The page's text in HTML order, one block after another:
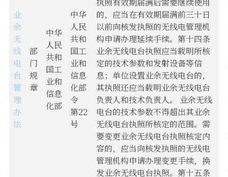
业
余
无
线
电
台
管
理
办
法
部
门
规
章
中华
人民
共和
国工
业和
信息
化部
中华
人民
共和
国工
业和
信息
化部
令
第22
号
执照有效期届满后需要继续使用
的，应当在有效期届满前三十日
以前向核发执照的无线电管理机
构申请办理延续手续。第十四条
业余无线电台执照应当载明所核
定的技术参数和发射设备等信
息；单位设置业余无线电台的，
其执照还应当载明业余无线电台
负责人和技术负责人。 业余无线
电台的技术参数不得超出其业余
无线电台执照所核定的范围。需
要变更业余无线电台执照核定内
容的，应当向核发执照的无线电
管理机构申请办理变更手续，换
发业余无线电台执照。第十五条